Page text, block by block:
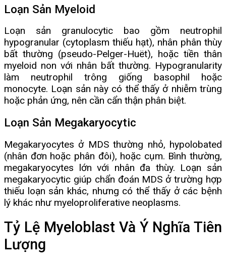
Loạn Sản Myeloid
Loạn sản granulocytic bao gồm neutrophil
hypogranular (cytoplasm thiếu hạt), nhân phân thùy
bất thường (pseudo-Pelger-Huët), hoặc tiền thân
myeloid non với nhân bất thường. Hypogranularity
làm neutrophil trông giống basophil hoặc
monocyte. Loạn sản này có thể thấy ở nhiễm trùng
hoặc phản ứng, nên cần cẩn thận phân biệt.
Loạn Sản Megakaryocytic
Megakaryocytes ở MDS thường nhỏ, hypolobated
(nhân đơn hoặc phân đôi), hoặc cụm. Bình thường,
megakaryocytes lớn với nhân đa thùy. Loạn sản
megakaryocytic giúp chẩn đoán MDS ở trường hợp
thiếu loạn sản khác, nhưng có thể thấy ở các bệnh
lý khác như myeloproliferative neoplasms.
Tỷ Lệ Myeloblast Và Ý Nghĩa Tiên
Lượng